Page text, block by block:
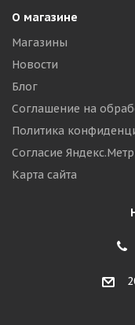
О магазине
Магазины
Новости
Блог
Соглашение на
Политика
Согласие
Карта сайта